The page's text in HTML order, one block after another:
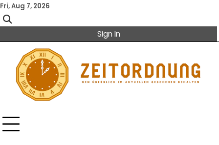
Skip
to
content
Fri, Aug 7, 2026
Sign In